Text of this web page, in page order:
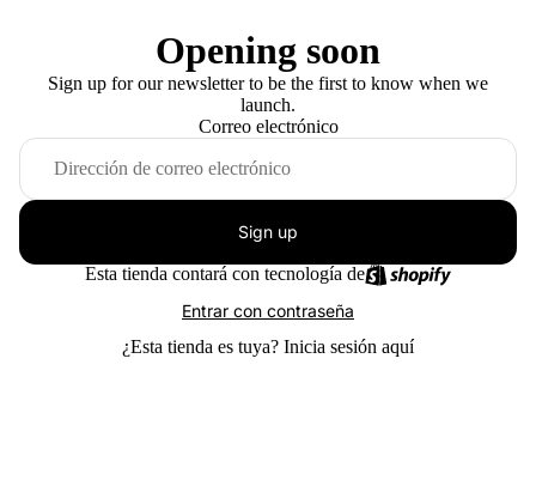
Opening soon
Sign up for our newsletter to be the first to know when we
launch.
Correo electrónico
Sign up
Esta tienda contará con tecnología de
Entrar con contraseña
¿Esta tienda es tuya? Inicia sesión aquí